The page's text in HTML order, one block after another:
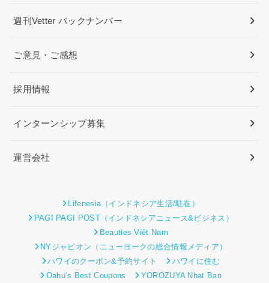
週刊Vetter バックナンバー
ご意見・ご感想
採用情報
インターンシップ募集
運営会社
Lifenesia（インドネシア生活/駐在）
PAGI PAGI POST（インドネシアニュース&ビジネス）
Beauties Việt Nam
NYジャピオン（ニューヨークの総合情報メディア）
ハワイのクーポン&予約サイト
ハワイに住む
Oahu’s Best Coupons
YOROZUYA Nhat Ban